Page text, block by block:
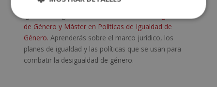
Puedes aprender mucho sobre la lucha a favor de la
de Género y Máster en Políticas de Igualdad de
Género. Aprenderás sobre el marco jurídico, los
planes de igualdad y las políticas que se usan para
combatir la desigualdad de género.